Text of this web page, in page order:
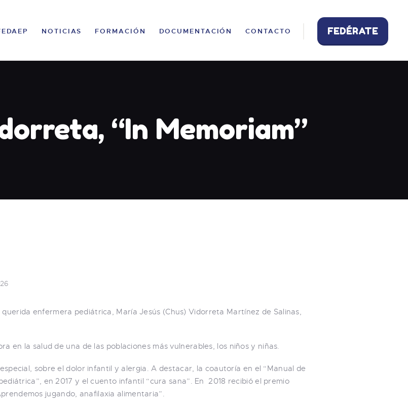
NOTICIAS FORMACIÓN DOCUMENTACIÓN CONTACTO FEDÉRATE
“In Memoriam”
enfermera pediátrica, María Jesús (Chus) Vidorreta Martínez de Salinas,
en la salud de una de las poblaciones más vulnerables, los niños y niñas.
sobre el dolor infantil y alergia. A destacar, la coautoría en el “Manual de
en 2017 y el cuento infantil “cura sana”. En 2018 recibió el premio
jugando, anafilaxia alimentaria”.